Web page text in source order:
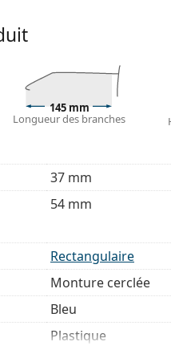
leur étui d'origine. La
pour le nettoyage et
au lieu d'un chiffon.
delunettes de vue pour
d'aide pour choisir.
Lisez le mode d'emploi
145 mm
Longueur des branches
37 mm
54 mm
Rectangulaire
Monture cerclée
Bleu
Plastique